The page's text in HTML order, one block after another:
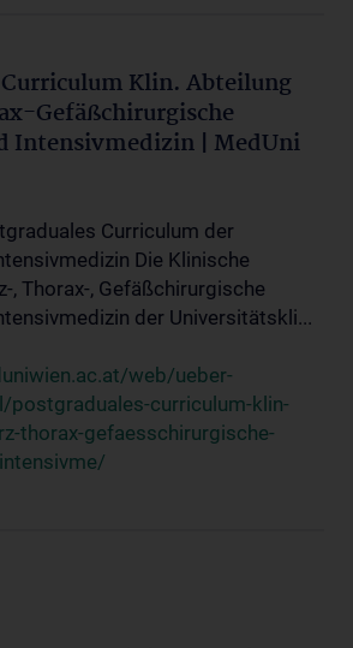
Klin. Abteilung
Gefäßchirurgische
Intensivmedizin | MedUni
Curriculum der
Die Klinische
, Thorax-, Gefäßchirurgische
der Universitätskli...
web/ueber-
postgraduales-curriculum-klin-
thorax-gefaesschirurgische-